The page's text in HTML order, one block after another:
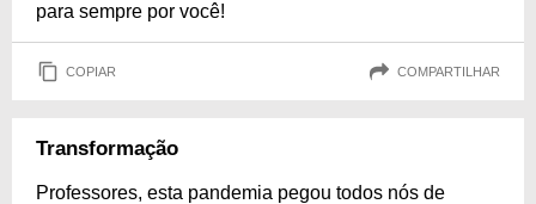
para sempre por você!
COPIAR COMPARTILHAR
Transformação
Professores, esta pandemia pegou todos nós de